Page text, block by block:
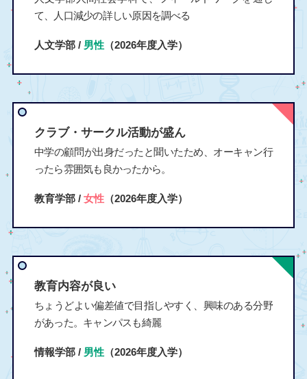
て、人口減少の詳しい原因を調べる
人文学部 / 男性（2026年度入学）
クラブ・サークル活動が盛ん
中学の顧問が出身だったと聞いたため、オーキャン行
ったら雰囲気も良かったから。
教育学部 / 女性（2026年度入学）
教育内容が良い
ちょうどよい偏差値で目指しやすく、興味のある分野
があった。キャンパスも綺麗
情報学部 / 男性（2026年度入学）